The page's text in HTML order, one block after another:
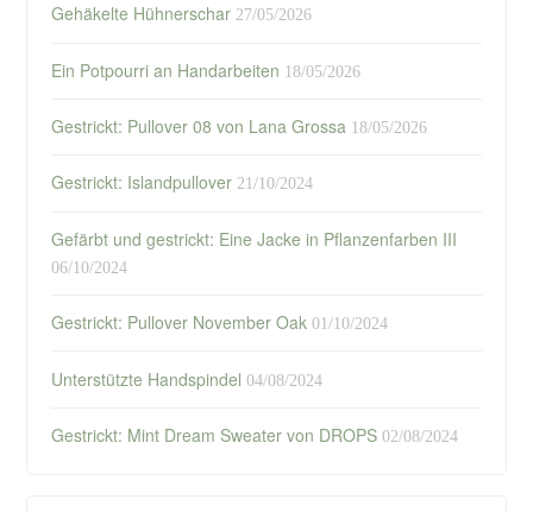
Gehäkelte Hühnerschar 27/05/2026
Ein Potpourri an Handarbeiten 18/05/2026
Gestrickt: Pullover 08 von Lana Grossa 18/05/2026
Gestrickt: Islandpullover 21/10/2024
Gefärbt und gestrickt: Eine Jacke in Pflanzenfarben III
06/10/2024
Gestrickt: Pullover November Oak 01/10/2024
Unterstützte Handspindel 04/08/2024
Gestrickt: Mint Dream Sweater von DROPS 02/08/2024